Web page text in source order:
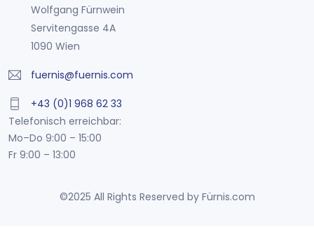
Wolfgang Fürnwein
Servitengasse 4A
1090 Wien
fuernis@fuernis.com
+43 (0)1 968 62 33
Telefonisch erreichbar:
Mo–Do 9:00 – 15:00
Fr 9:00 – 13:00
©2025 All Rights Reserved by Fürnis.com